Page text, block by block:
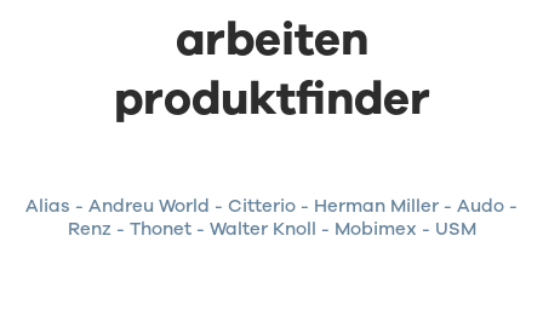
arbeiten
produktfinder
Alias - Andreu World - Citterio - Herman Miller - Audo -
Renz - Thonet- Walter Knoll - Mobimex - USM